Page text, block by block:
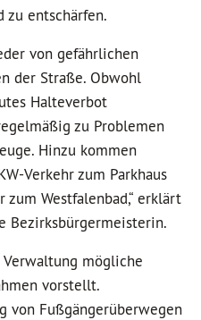
zu entschärfen.
von gefährlichen
der Straße. Obwohl
Halteverbot
zu Problemen
Hinzu kommen
Verkehr zum Parkhaus
Westfalenbad,“ erklärt
Bezirksbürgermeisterin.
Verwaltung mögliche
vorstellt.
von Fußgängerüberwegen